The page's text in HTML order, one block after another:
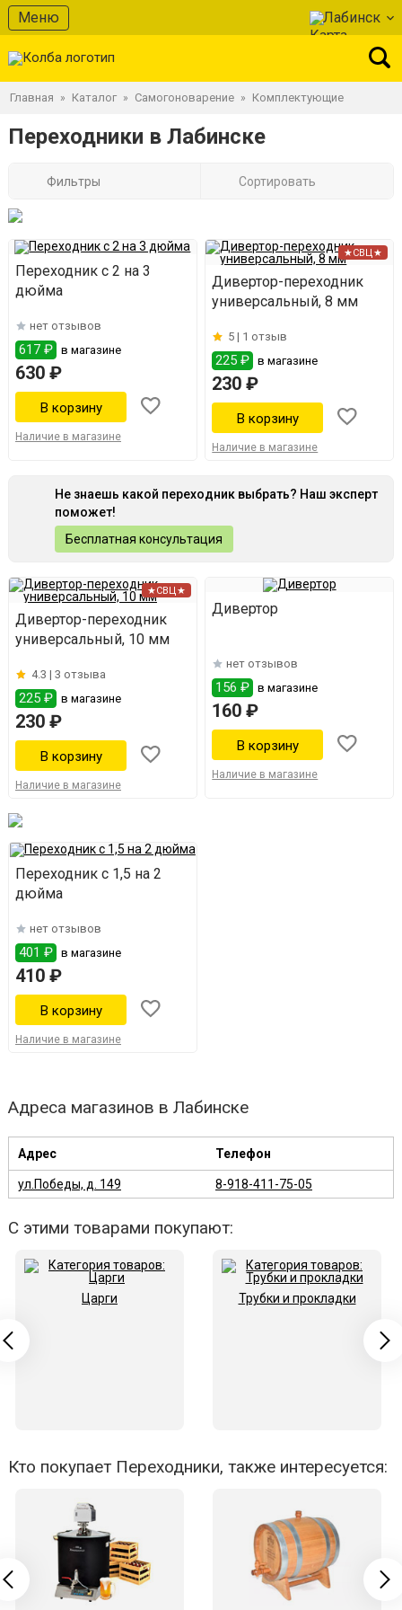
Меню Лабинск
Главная » Каталог » Самогоноварение » Комплектующие
Переходники в Лабинске
Фильтры Сортировать
Переходник с 2 на 3
дюйма
нет отзывов
617 ₽ в магазине
630 ₽
Наличие в магазине
★СВЦ★
Дивертор-переходник
универсальный, 8 мм
5 | 1 отзыв
225 ₽ в магазине
230 ₽
Наличие в магазине
Не знаешь какой переходник выбрать? Наш эксперт
поможет!
Бесплатная консультация
★СВЦ★
Дивертор-переходник
универсальный, 10 мм
4.3 | 3 отзыва
225 ₽ в магазине
230 ₽
Наличие в магазине
Дивертор
нет отзывов
156 ₽ в магазине
160 ₽
Наличие в магазине
Переходник с 1,5 на 2
дюйма
нет отзывов
401 ₽ в магазине
410 ₽
Наличие в магазине
Адреса магазинов в Лабинске
Адрес Телефон
ул.Победы, д. 149 8-918-411-75-05
С этими товарами покупают:
Царги Трубки и прокладки
Кто покупает Переходники, также интересуется: